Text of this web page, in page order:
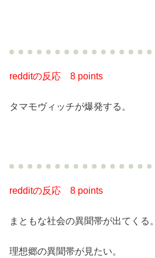
redditの反応 8 points
タマモヴィッチが爆発する。
redditの反応 8 points
まともな社会の異聞帯が出てくる。
理想郷の異聞帯が見たい。